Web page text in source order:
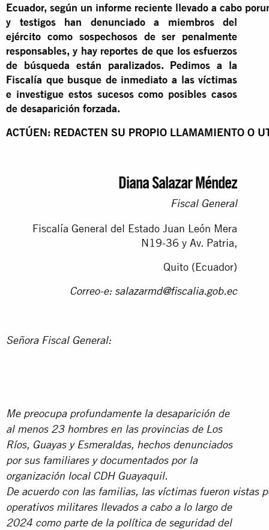
Ecuador, según un informe reciente llevado a cabo por
y testigos han denunciado a miembros del
ejército como sospechosos de ser penalmente
responsables, y hay reportes de que los esfuerzos
de búsqueda están paralizados. Pedimos a la
Fiscalía que busque de inmediato a las víctimas
e investigue estos sucesos como posibles casos
de desaparición forzada.
ACTÚEN: REDACTEN SU PROPIO LLAMAMIENTO O
Diana Salazar Méndez
Fiscal General
Fiscalía General del Estado Juan León Mera
N19-36 y Av. Patria,
Quito (Ecuador)
Correo-e: salazarmd@fiscalia.gob.ec
Señora Fiscal General:
Me preocupa profundamente la desaparición de
al menos 23 hombres en las provincias de Los
Ríos, Guayas y Esmeraldas, hechos denunciados
por sus familiares y documentados por la
organización local CDH Guayaquil.
De acuerdo con las familias, las víctimas fueron vistas
operativos militares llevados a cabo a lo largo de
2024 como parte de la política de seguridad del